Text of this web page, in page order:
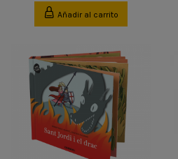
Añadir al carrito